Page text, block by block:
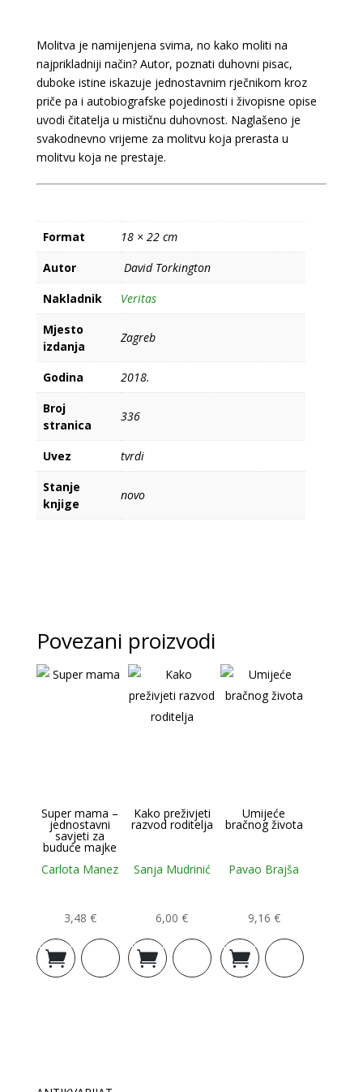
Molitva je namijenjena svima, no kako moliti na
najprikladniji način? Autor, poznati duhovni pisac,
duboke istine iskazuje jednostavnim rječnikom kroz
priče pa i autobiografske pojedinosti i živopisne opise
uvodi čitatelja u mističnu duhovnost. Naglašeno je
svakodnevno vrijeme za molitvu koja prerasta u
molitvu koja ne prestaje.
Format
18 × 22 cm
Autor
David Torkington
Nakladnik
Veritas
Mjesto
izdanja
Zagreb
Godina
2018.
Broj
stranica
336
Uvez
tvrdi
Stanje
knjige
novo
Povezani proizvodi
Super mama –
jednostavni
savjeti za
buduće majke
Carlota Manez
3,48 €
Dodaj u
košaricu
Kako preživjeti
razvod roditelja
Sanja Mudrinić
6,00€
Dodaj u
košaricu
Umijeće
bračnog života
Pavao Brajša
9,16 €
Dodaj u
košaricu